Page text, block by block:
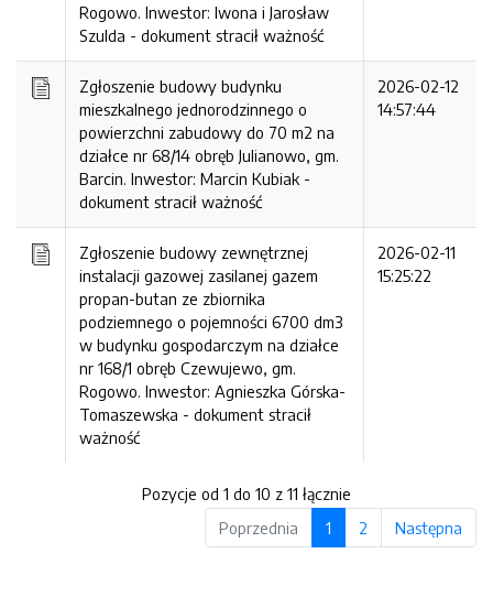
Rogowo. Inwestor: Iwona i Jarosław
Szulda - dokument stracił ważność
Zgłoszenie budowy budynku
mieszkalnego jednorodzinnego o
powierzchni zabudowy do 70 m2 na
działce nr 68/14 obręb Julianowo, gm.
Barcin. Inwestor: Marcin Kubiak -
dokument stracił ważność
2026-02-12
14:57:44
Zgłoszenie budowy zewnętrznej
instalacji gazowej zasilanej gazem
propan-butan ze zbiornika
podziemnego o pojemności 6700 dm3
w budynku gospodarczym na działce
nr 168/1 obręb Czewujewo, gm.
Rogowo. Inwestor: Agnieszka Górska-
Tomaszewska - dokument stracił
ważność
2026-02-11
15:25:22
Pozycje od 1 do 10 z 11 łącznie
Poprzednia
1 2 Następna